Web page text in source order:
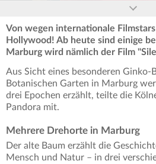
Von wegen internationale
Hollywood! Ab heute sind einige
Marburg wird nämlich der Film
Aus Sicht eines besonderen Ginko-
Botanischen Garten in Marburg
drei Epochen erzählt, teilte die
Pandora mit.
Mehrere Drehorte in Marburg
Der alte Baum erzählt die
Mensch und Natur – in drei